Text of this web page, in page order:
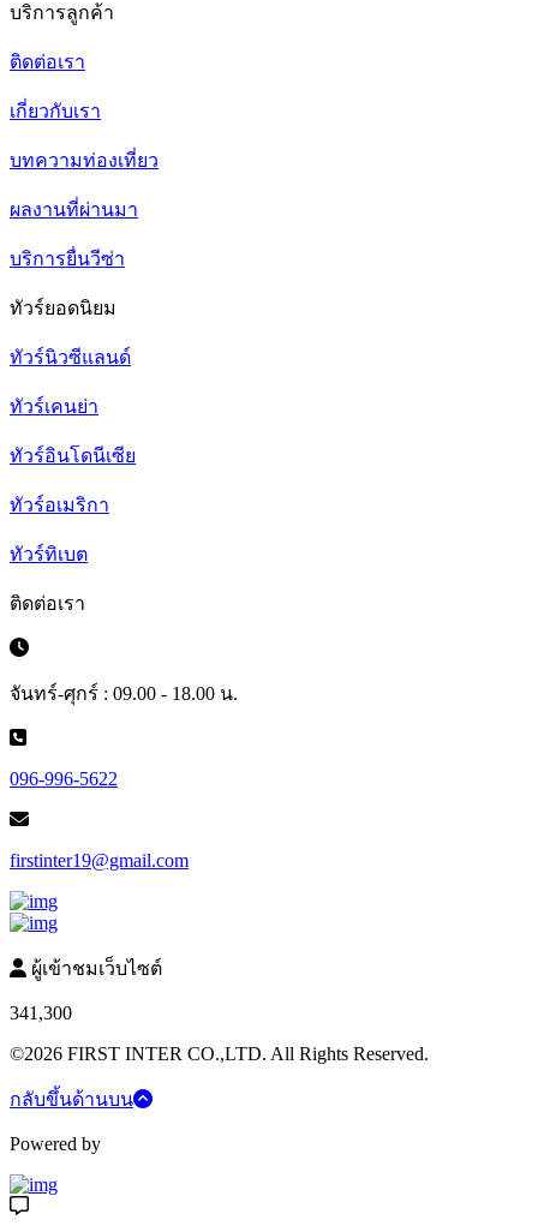
บริการลูกค้า
ติดต่อเรา
เกี่ยวกับเรา
บทความท่องเที่ยว
ผลงานที่ผ่านมา
บริการยื่นวีซ่า
ทัวร์ยอดนิยม
ทัวร์นิวซีแลนด์
ทัวร์เคนย่า
ทัวร์อินโดนีเซีย
ทัวร์อเมริกา
ทัวร์ทิเบต
ติดต่อเรา
จันทร์-ศุกร์ : 09.00 - 18.00 น.
096-996-5622
firstinter19@gmail.com
ผู้เข้าชมเว็บไซต์
341,300
©2026 FIRST INTER CO.,LTD. All Rights Reserved.
กลับขึ้นด้านบน
Powered by